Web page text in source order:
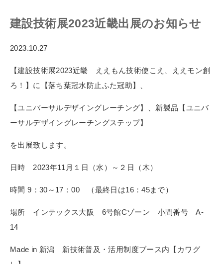
建設技術展2023近畿出展のお知らせ
2023.10.27
【建設技術展2023近畿 ええもん技術使こえ、ええモン創
ろ！】に【落ち葉冠水防止ふた冠助】、
【ユニバーサルデザイングレーチング】、新製品【ユニバ
ーサルデザイングレーチングステップ】
を出展致します。
日時 2023年11月１日（水）～２日（木）
時間 9：30～17：00 （最終日は16：45まで）
場所 インテックス大阪 6号館Cゾーン 小間番号 A-
14
Made in 新潟 新技術普及・活用制度ブース内【カワグ